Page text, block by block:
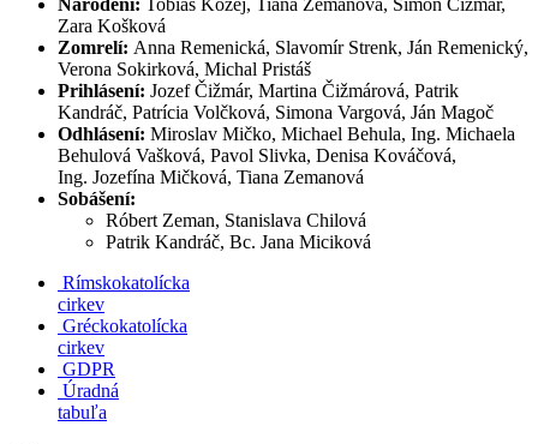
Zara Košková
Zomrelí: Anna Remenická, Slavomír Strenk, Ján Remenický,
Verona Sokirková, Michal Pristáš
Prihlásení: Jozef Čižmár, Martina Čižmárová, Patrik
Kandráč, Patrícia Volčková, Simona Vargová, Ján Magoč
Odhlásení: Miroslav Mičko, Michael Behula, Ing. Michaela
Behulová Vašková, Pavol Slivka, Denisa Kováčová,
Ing. Jozefína Mičková, Tiana Zemanová
Sobášení:
Róbert Zeman, Stanislava Chilová
Patrik Kandráč, Bc. Jana Miciková
Rímskokatolícka
cirkev
Gréckokatolícka
cirkev
GDPR
Úradná
tabuľa